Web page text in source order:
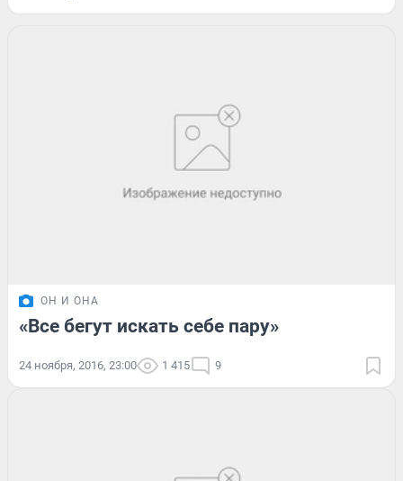
ОН И ОНА
«Все бегут искать себе пару»
24 ноября, 2016, 23:00 1 415 9